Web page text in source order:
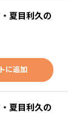
夏目利久の
に追加
夏目利久の